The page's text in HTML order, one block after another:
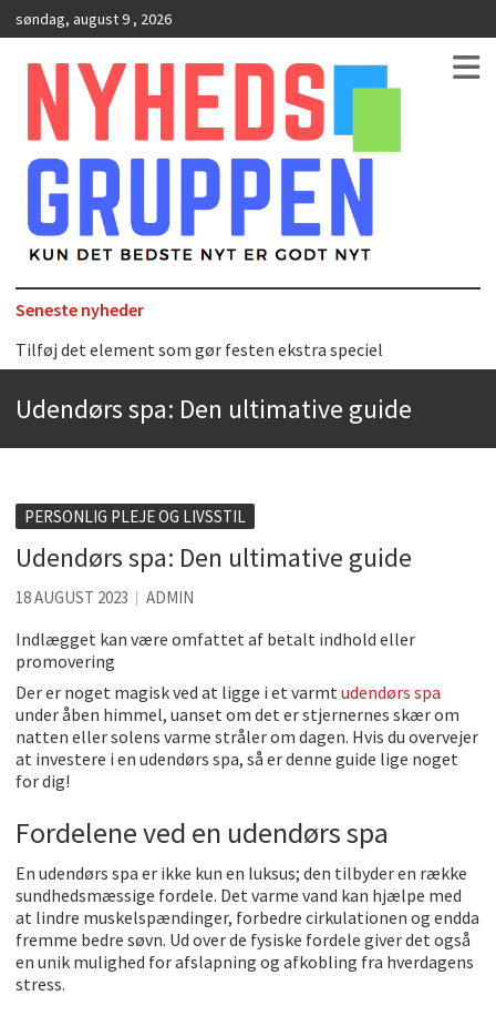
søndag, august 9 , 2026
NyhedsGruppen
Kun det bedste nyt er godt nyt
Seneste nyheder
Tilføj det element som gør festen ekstra speciel
Bedste Restaurant i Ørestaden
Accuro SAP konsulenter
Kølig hvidvin på en varm sommerdag
Få baren hjem til dig
De fem bedste brunchsteder på Sjælland
Sjove oplevelsesmuligheder i København
Udendørs spa: Den ultimative guide
PERSONLIG PLEJE OG LIVSSTIL
Udendørs spa: Den ultimative guide
18 AUGUST 2023 ADMIN
Indlægget kan være omfattet af betalt indhold eller
promovering
Der er noget magisk ved at ligge i et varmtudendørs spa
under åben himmel, uanset om det er stjernernes skær om
natten eller solens varme stråler om dagen. Hvis du overvejer
at investere i en udendørs spa, så er denne guide lige noget
for dig!
Fordelene ved en udendørs spa
En udendørs spa er ikke kun en luksus; den tilbyder en række
sundhedsmæssige fordele. Det varme vand kan hjælpe med
at lindre muskelspændinger, forbedre cirkulationen og endda
fremme bedre søvn. Ud over de fysiske fordele giver det også
en unik mulighed for afslapning og afkobling fra hverdagens
stress.